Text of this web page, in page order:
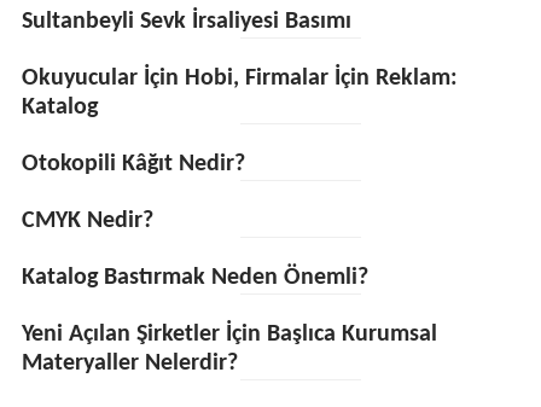
Sultanbeyli Sevk İrsaliyesi Basımı
Okuyucular İçin Hobi, Firmalar İçin Reklam:
Katalog
Otokopili Kâğıt Nedir?
CMYK Nedir?
Katalog Bastırmak Neden Önemli?
Yeni Açılan Şirketler İçin Başlıca Kurumsal
Materyaller Nelerdir?